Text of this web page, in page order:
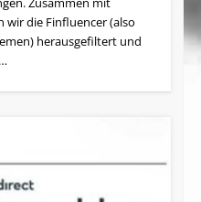
wir die Finfluencer (also
herausgefiltert und